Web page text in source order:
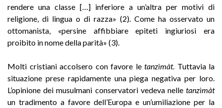
rendere una classe […] inferiore a un’altra per motivi di
religione, di lingua o di razza» (2). Come ha osservato un
ottomanista, «persine affibbiare epiteti ingiuriosi era
proibito in nome della parità» (3).
Molti cristiani accolsero con favore le tanzìmàt. Tuttavia la
situazione prese rapidamente una piega negativa per loro.
L’opinione dei musulmani conservatori vedeva nelle tanzìmàt
un tradimento a favore dell’Europa e un’umiliazione per la